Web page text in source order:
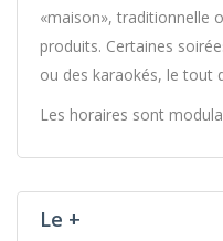
«maison», traditionnelle
produits. Certaines
ou des karaokés, le tout
Les horaires sont
Le +